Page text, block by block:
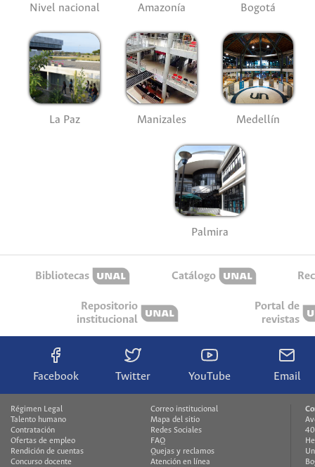
Nivel nacional Amazonía Bogotá
La Paz Manizales Medellín
Palmira
Bibliotecas Catálogo
Repositorio
institucional
Portal de
revistas
Facebook Twitter YouTube Email
Régimen Legal
Talento humano
Contratación
Ofertas de empleo
Rendición de cuentas
Concurso docente
Correo institucional
Mapa del sitio
Redes Sociales
FAQ
Quejas y reclamos
Atención en línea